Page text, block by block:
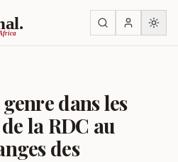
dans les
la RDC au
des